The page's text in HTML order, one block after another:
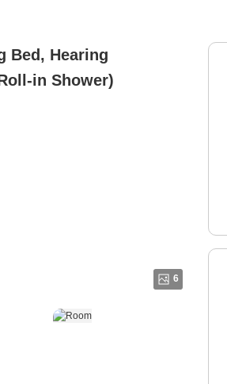
Bed, Hearing
in Shower)
6